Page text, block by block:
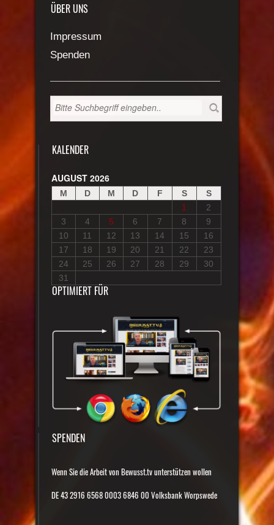
ÜBER UNS
Impressum
Spenden
KALENDER
AUGUST 2026
M D M D F S
S
1
2
3
4 5 6 7 8
9
10
11 12 13 14 15
16
17
18 19 20 21 22
23
24
25 26 27 28 29
30
31
OPTIMIERT FÜR
SPENDEN
Wenn Sie die Arbeit von Bewusst.tv unterstützen wollen
DE 43 2916 6568 0003 6846 00 Volksbank Worpswede